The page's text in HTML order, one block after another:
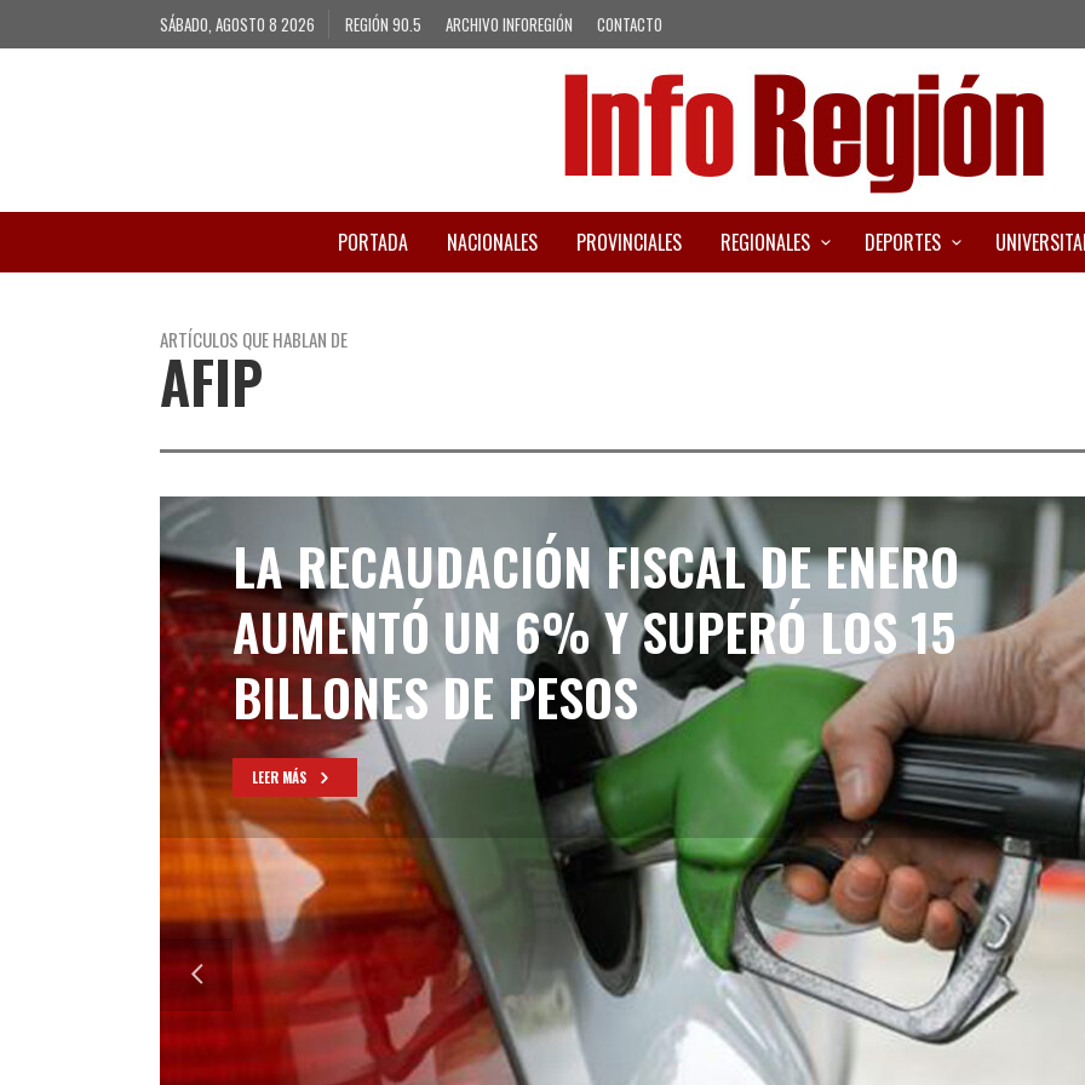
SÁBADO, AGOSTO 8 2026 REGIÓN 90.5 ARCHIVO INFOREGIÓN CONTACTO
PORTADA NACIONALES PROVINCIALES REGIONALES DEPORTES
ARTÍCULOS QUE HABLAN DE
AFIP
LA RECAUDACIÓN FISCAL DE ENERO
AUMENTÓ UN 6% Y SUPERÓ LOS 15
BILLONES DE PESOS
LEER MÁS